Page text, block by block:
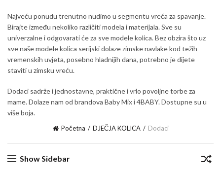
Najveću ponudu trenutno nudimo u segmentu vreća za spavanje.
Birajte između nekoliko različiti modela i materijala. Sve su
univerzalne i odgovarati će za sve modele kolica. Bez obzira što uz
sve naše modele kolica serijski dolaze zimske navlake kod težih
vremenskih uvjeta, posebno hladnijih dana, potrebno je dijete
staviti u zimsku vreću.
Dodaci sadrže i jednostavne, praktične i vrlo povoljne torbe za
mame. Dolaze nam od brandova Baby Mix i 4BABY. Dostupne su u
više boja.
Početna DJEČJA KOLICA Dodaci
Show Sidebar